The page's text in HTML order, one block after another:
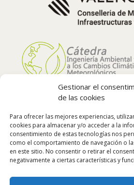
Gestionar el
de las cookies
Para ofrecer las mejores experiencias,
cookies para almacenar y/o acceder a la
consentimiento de estas tecnologías nos
como el comportamiento de navegación o
en este sitio. No consentir o retirar el
negativamente a ciertas características y
Síguenos: